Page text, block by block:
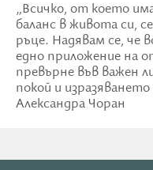
„Всичко, от което
баланс в живота си,
ръце. Надявам се, че
едно приложение на
превърне във важен
покой и
Александра Чоран